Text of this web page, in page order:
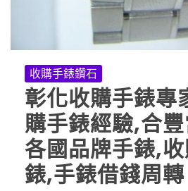
收購手錶鑽石
彰化收購手錶專
購手錶經驗,合
各國品牌手錶,
錶,手錶借錢周轉